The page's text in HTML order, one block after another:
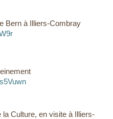
Bern à Illiers-Combray
Culture, en visite à Illiers-